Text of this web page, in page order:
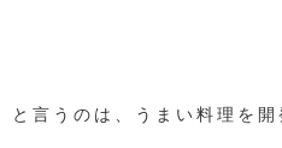
と言うのは、うまい料理を開